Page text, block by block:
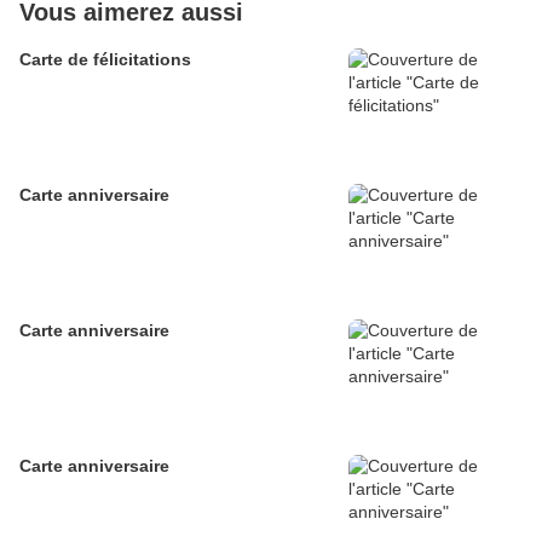
Vous aimerez aussi
Carte de félicitations
Carte anniversaire
Carte anniversaire
Carte anniversaire